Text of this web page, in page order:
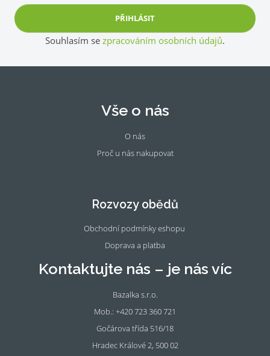
PŘIHLÁSIT
Souhlasím se zpracováním osobních údajů.
Vše o nás
O nás
Proč u nás nakupovat
k
m
Rozvozy obědů
Obchodní podmínky eshopu
Doprava a platba
Kontaktujte nás – je nás víc
Bazalka s.r.o.
Mob.: +420 723 360 721
Gočárova třída 516/18
Hradec Králové 2, 500 02